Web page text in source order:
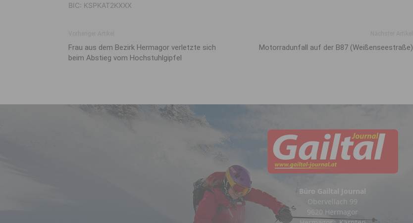
BIC: KSPKAT2KXXX
Frau aus dem Bezirk Hermagor verletzte sich
beim Abstieg vom Hochstuhlgipfel
Motorradunfall auf der B87 (Weißenseestraße)
Büro Gailtal Journal
Obervellach 99
9620 Hermagor